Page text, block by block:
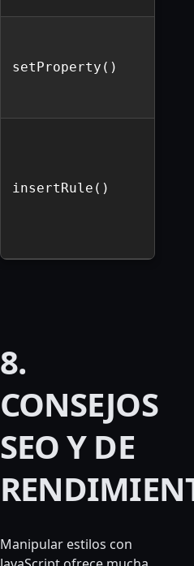
setProperty()
insertRule()
8.
CONSEJOS
SEO Y DE
Manipular estilos con